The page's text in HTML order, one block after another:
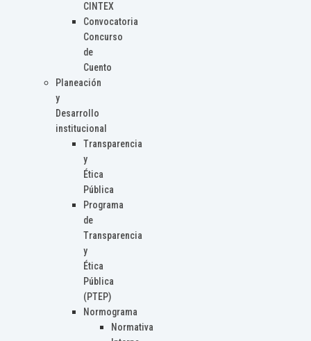
CINTEX
Convocatoria
Concurso
de
Cuento
Planeación
y
Desarrollo
institucional
Transparencia
y
Ética
Pública
Programa
de
Transparencia
y
Ética
Pública
(PTEP)
Normograma
Normativa